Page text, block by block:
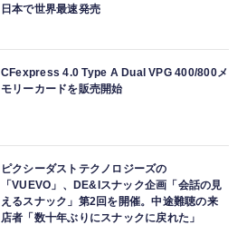
日本で世界最速発売
CFexpress 4.0 Type A Dual VPG 400/800メ
モリーカードを販売開始
ピクシーダストテクノロジーズの
「VUEVO」、DE&Iスナック企画「会話の見
えるスナック」第2回を開催。中途難聴の来
店者「数十年ぶりにスナックに戻れた」